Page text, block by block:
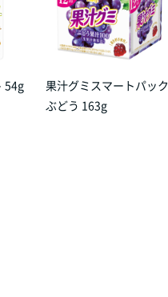
54g
果汁グミスマートパック
ぶどう 163g